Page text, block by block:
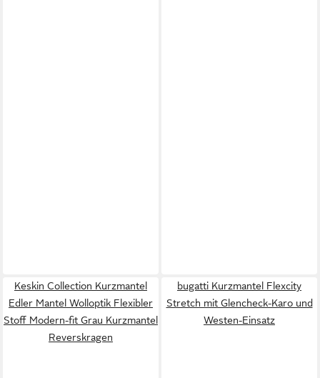
Keskin Collection Kurzmantel
Edler Mantel Wolloptik Flexibler
Stoff Modern-fit Grau Kurzmantel
Reverskragen
bugatti Kurzmantel Flexcity
Stretch mit Glencheck-Karo und
Westen-Einsatz